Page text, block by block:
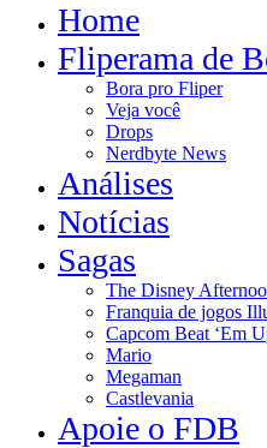
Home
Fliperama de
Bora pro Fliper
Veja você
Drops
Nerdbyte News
Análises
Notícias
Sagas
The Disney
Franquia de jogos
Capcom Beat ‘Em
Mario
Megaman
Castlevania
Apoie o FDB